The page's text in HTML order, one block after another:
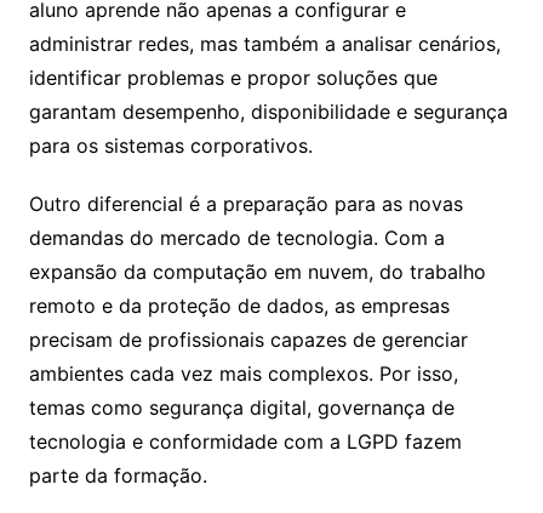
aluno aprende não apenas a configurar e
administrar redes, mas também a analisar cenários,
identificar problemas e propor soluções que
garantam desempenho, disponibilidade e segurança
para os sistemas corporativos.
Outro diferencial é a preparação para as novas
demandas do mercado de tecnologia. Com a
expansão da computação em nuvem, do trabalho
remoto e da proteção de dados, as empresas
precisam de profissionais capazes de gerenciar
ambientes cada vez mais complexos. Por isso,
temas como segurança digital, governança de
tecnologia e conformidade com a LGPD fazem
parte da formação.